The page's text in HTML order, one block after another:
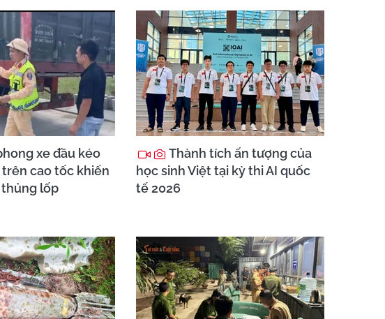
xe đầu kéo
cao tốc khiến
thủng lốp
Thành tích ấn tượng của
học sinh Việt tại kỳ thi AI quốc
tế 2026